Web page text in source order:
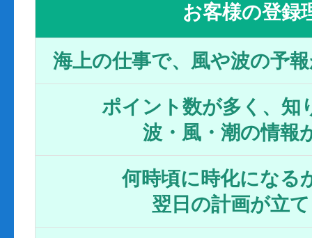
お客様の登録
海上の仕事で、風や波の予
ポイント数が多く、知
波・風・潮の情報
何時頃に時化になる
翌日の計画が立